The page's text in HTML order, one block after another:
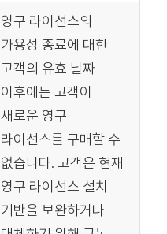
영구 라이선스의
가용성 종료에 대한
고객의 유효 날짜
이후에는 고객이
새로운 영구
라이선스를 구매할 수
없습니다. 고객은 현재
영구 라이선스 설치
기반을 보완하거나